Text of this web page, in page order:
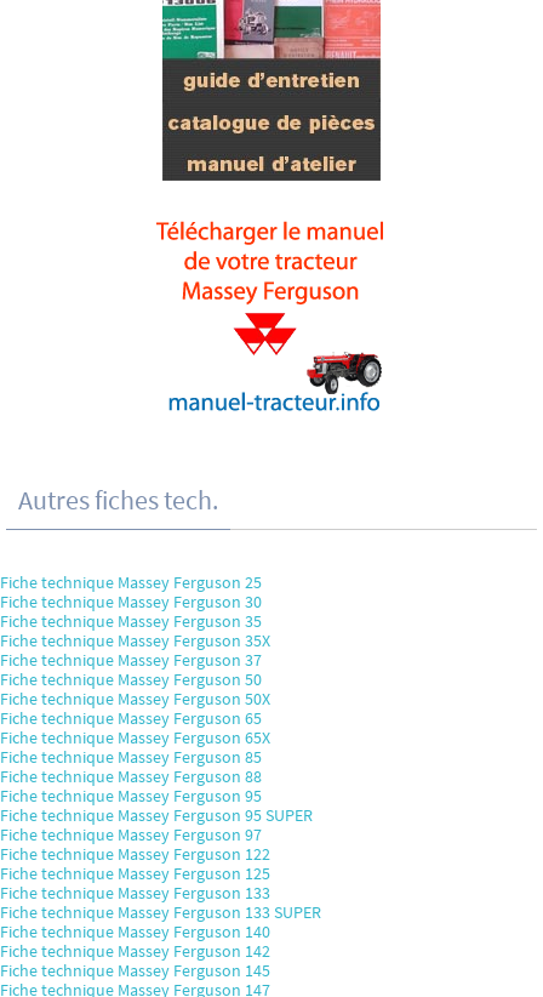
Autres fiches tech.
Fiche technique Massey Ferguson 25
Fiche technique Massey Ferguson 30
Fiche technique Massey Ferguson 35
Fiche technique Massey Ferguson 35X
Fiche technique Massey Ferguson 37
Fiche technique Massey Ferguson 50
Fiche technique Massey Ferguson 50X
Fiche technique Massey Ferguson 65
Fiche technique Massey Ferguson 65X
Fiche technique Massey Ferguson 85
Fiche technique Massey Ferguson 88
Fiche technique Massey Ferguson 95
Fiche technique Massey Ferguson 95 SUPER
Fiche technique Massey Ferguson 97
Fiche technique Massey Ferguson 122
Fiche technique Massey Ferguson 125
Fiche technique Massey Ferguson 133
Fiche technique Massey Ferguson 133 SUPER
Fiche technique Massey Ferguson 140
Fiche technique Massey Ferguson 142
Fiche technique Massey Ferguson 145
Fiche technique Massey Ferguson 147